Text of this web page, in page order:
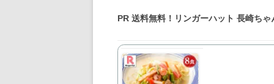
PR 送料無料！リンガーハット 長崎ち